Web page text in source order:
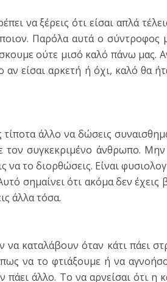
να ξέρεις ότι είσαι απλά
Παρόλα αυτά ο σύντροφος
ούτε μισό καλό πάνω μας.
αν είσαι αρκετή ή όχι, καλό θα
άλλο να δώσεις
τον συγκεκριμένο άνθρωπο.
να το διορθώσεις. Είναι
σημαίνει ότι ακόμα δεν
άλλα τόσα.
να καταλάβουν όταν κάτι πάει
να το φτιάξουμε ή να
άλλο. Το να αρνείσαι ότι η